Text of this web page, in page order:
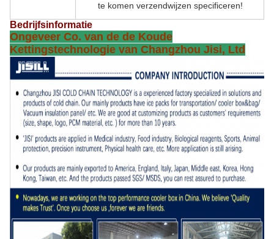
te komen verzendwijzen specificeren!
Bedrijfsinformatie
Ongeveer Co. van de de Koude
Kettingstechnologie van Changzhou Jisi, Ltd